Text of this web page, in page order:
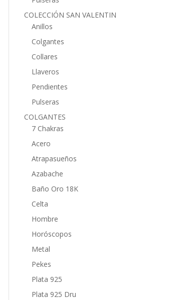
COLECCIÓN SAN VALENTIN
Anillos
Colgantes
Collares
Llaveros
Pendientes
Pulseras
COLGANTES
7 Chakras
Acero
Atrapasueños
Azabache
Baño Oro 18K
Celta
Hombre
Horóscopos
Metal
Pekes
Plata 925
Plata 925 Dru